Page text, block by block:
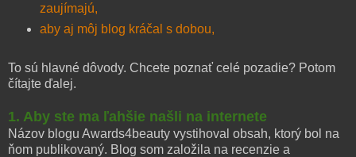
zaujímajú,
aby aj môj blog kráčal s dobou,
To sú hlavné dôvody. Chcete poznať celé pozadie? Potom
čítajte ďalej.
1. Aby ste ma ľahšie našli na internete
Názov blogu Awards4beauty vystihoval obsah, ktorý bol na
ňom publikovaný. Blog som založila na recenzie a